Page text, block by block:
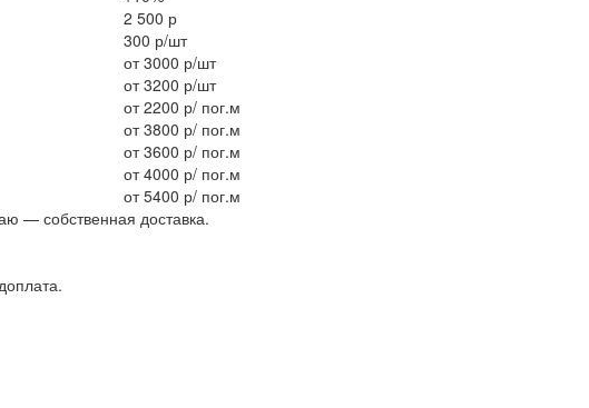
2 500 р
300 р/шт
от 3000 р/шт
от 3200 р/шт
от 2200 р/ пог.м
от 3800 р/ пог.м
от 3600 р/ пог.м
от 4000 р/ пог.м
от 5400 р/ пог.м
— собственная доставка.